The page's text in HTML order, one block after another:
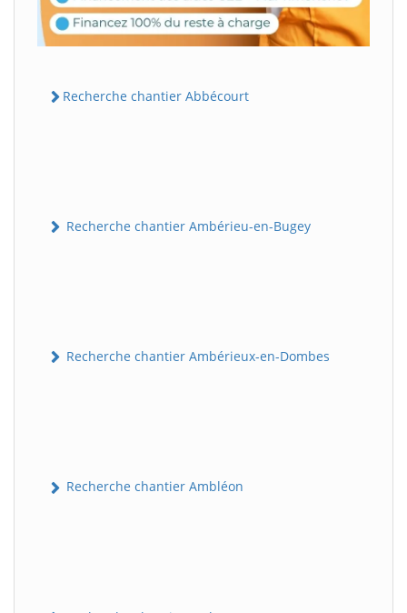
Recherche chantier Abbécourt
Recherche chantier Ambérieu-en-Bugey
Recherche chantier Ambérieux-en-Dombes
Recherche chantier Ambléon